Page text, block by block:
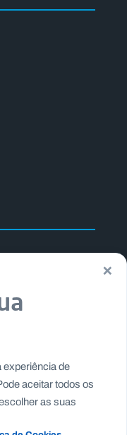
×
de
aceitar todos os
as suas